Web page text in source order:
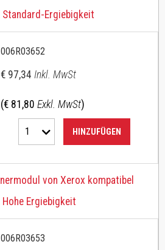
Ergiebigkeit
006R03652
€ 97,34 Inkl. MwSt
(€ 81,80 Exkl. MwSt)
1 HINZUFÜGEN
von Xerox kompatibel
Ergiebigkeit
006R03653